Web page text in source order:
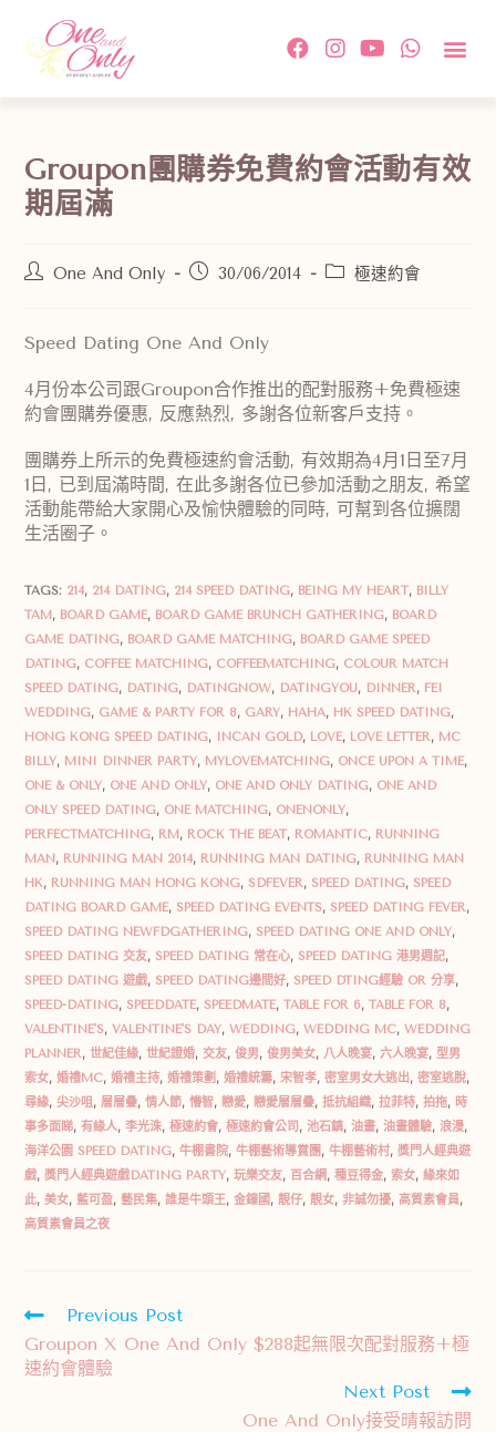
Groupon團購券免費約會活動有效
期屆滿
One And Only 30/06/2014 極速約會
Speed Dating One And Only
4月份本公司跟Groupon合作推出的配對服務+免費極速
約會團購券優惠, 反應熱烈, 多謝各位新客戶支持。
團購券上所示的免費極速約會活動, 有效期為4月1日至7月
1日, 已到屆滿時間, 在此多謝各位已參加活動之朋友, 希望
活動能帶給大家開心及愉快體驗的同時, 可幫到各位擴闊
生活圈子。
TAGS: 214, 214 DATING, 214 SPEED DATING, BEING MY HEART, BILLY
TAM, BOARD GAME, BOARD GAME BRUNCH GATHERING, BOARD
GAME DATING, BOARD GAME MATCHING, BOARD GAME SPEED
DATING, COFFEE MATCHING, COFFEEMATCHING, COLOUR MATCH
SPEED DATING, DATING, DATINGNOW, DATINGYOU, DINNER, FEI
WEDDING, GAME & PARTY FOR 8, GARY, HAHA, HK SPEED DATING,
HONG KONG SPEED DATING, INCAN GOLD, LOVE, LOVE LETTER, MC
BILLY, MINI DINNER PARTY, MYLOVEMATCHING, ONCE UPON A TIME,
ONE & ONLY, ONE AND ONLY, ONE AND ONLY DATING, ONE AND
ONLY SPEED DATING, ONE MATCHING, ONENONLY,
PERFECTMATCHING, RM, ROCK THE BEAT, ROMANTIC, RUNNING
MAN, RUNNING MAN 2014, RUNNING MAN DATING, RUNNING MAN
HK, RUNNING MAN HONG KONG, SDFEVER, SPEED DATING, SPEED
DATING BOARD GAME, SPEED DATING EVENTS, SPEED DATING FEVER,
SPEED DATING NEWFDGATHERING, SPEED DATING ONE AND ONLY,
SPEED DATING 交友, SPEED DATING 常在心, SPEED DATING 港男週記,
SPEED DATING 遊戲, SPEED DATING邊間好, SPEED DTING經驗 OR 分享,
SPEED-DATING, SPEEDDATE, SPEEDMATE, TABLE FOR 6, TABLE FOR 8,
VALENTINE'S, VALENTINE'S DAY, WEDDING, WEDDING MC, WEDDING
PLANNER, 世紀佳緣, 世紀證婚, 交友, 俊男, 俊男美女, 八人晚宴, 六人晚宴, 型男
索女, 婚禮MC, 婚禮主持, 婚禮策劃 , 婚禮統籌, 宋智孝, 密室男女大逃出, 密室逃脫,
尋緣, 尖沙咀, 層層疊, 情人節, 懵智, 戀愛, 戀愛層層疊, 抵抗組織, 拉菲特, 拍拖, 時
事多面睇, 有緣人, 李光洙, 極速約會, 極速約會公司 , 池石鎮, 油畫, 油畫體驗, 浪漫,
海洋公園 SPEED DATING, 牛棚書院, 牛棚藝術導賞團 , 牛棚藝術村, 獎門人經典遊
戲, 獎門人經典遊戲DATING PARTY, 玩樂交友, 百合網, 種豆得金, 索女, 緣來如
此, 美女, 藍可盈, 藝民集, 誰是牛頭王, 金鐘國 , 靚仔, 靚女, 非誠勿擾, 高質素會員,
高質素會員之夜
Previous Post
Groupon X One And Only $288起無限次配對服務+極
速約會體驗
Next Post
One And Only接受晴報訪問